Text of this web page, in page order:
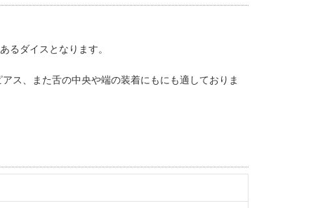
るダイスとなります。
ス、また舌の中央や端の装着にもにも適しておりま